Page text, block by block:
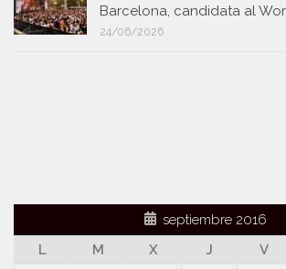
Barcelona, candidata al
24/06/2026
septiembre 2016
L
M X J V